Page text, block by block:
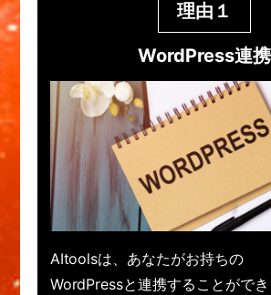
理由１
WordPress連携
AItoolsは、あなたがお持ちの
WordPressと連携することができ